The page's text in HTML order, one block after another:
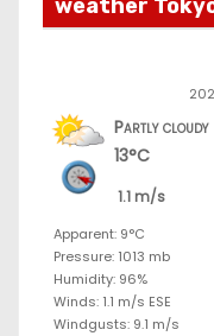
weather
Partly cloudy
13°C
1.1 m/s
Apparent: 9°C
Pressure: 1013 mb
Humidity: 96%
Winds: 1.1 m/s ESE
Windgusts: 9.1 m/s